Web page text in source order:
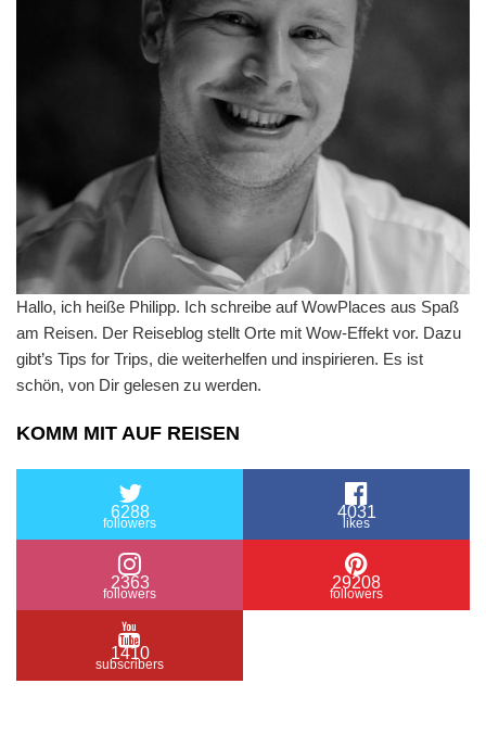
Hallo, ich heiße Philipp. Ich schreibe auf WowPlaces aus Spaß
am Reisen. Der Reiseblog stellt Orte mit Wow-Effekt vor. Dazu
gibt’s Tips for Trips, die weiterhelfen und inspirieren. Es ist
schön, von Dir gelesen zu werden.
KOMM MIT AUF REISEN
6288
followers
4031
likes
2363
followers
29208
followers
1410
subscribers